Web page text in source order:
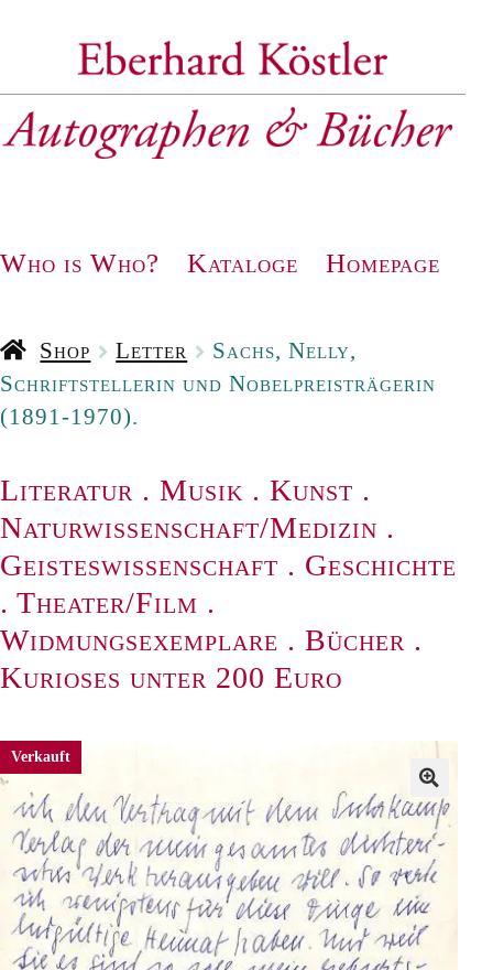
Navigation
Who is Who? Kataloge Homepage
Shop Letter
Sachs, Nelly,
Schriftstellerin und Nobelpreisträgerin
(1891-1970).
Literatur . Musik . Kunst .
Naturwissenschaft/Medizin .
Geisteswissenschaft . Geschichte
. Theater/Film .
Widmungsexemplare . Bücher .
Kurioses unter 200 Euro
Verkauft